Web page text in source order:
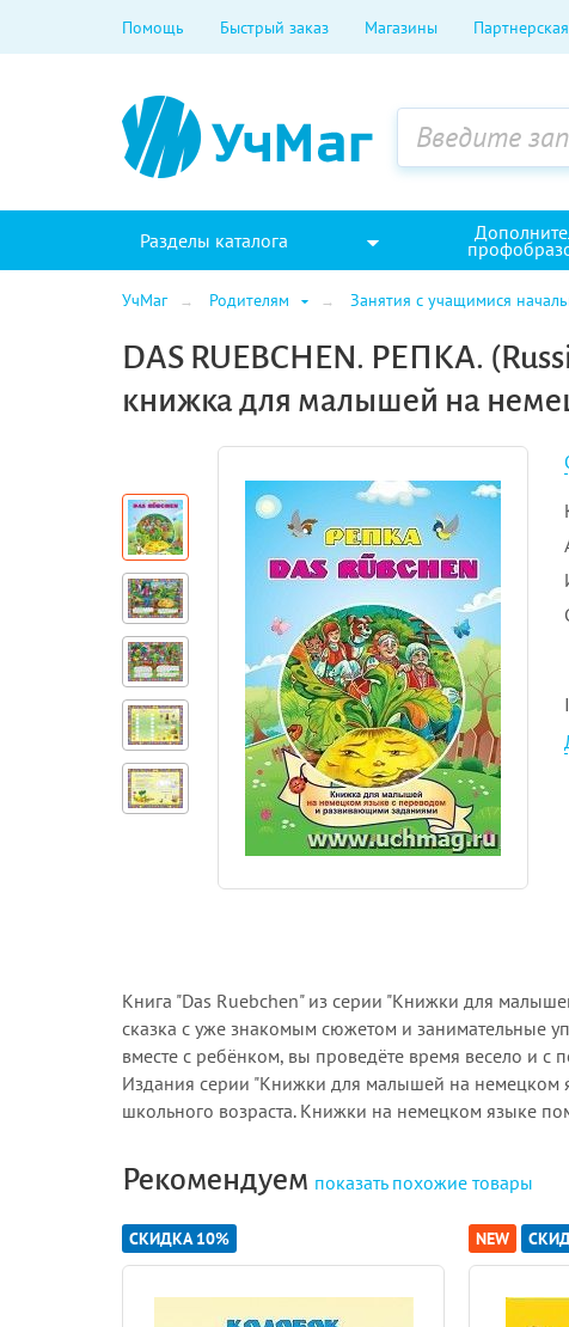
Помощь Быстрый заказ Магазины
Разделы каталога
УчМаг Родителям Занятия с учащимися
DAS RUEBCHEN. РЕПКА.
книжка для малышей на
Книга "Das Ruebchen" из серии "Книжки для
сказка с уже знакомым сюжетом и занимательные
вместе с ребёнком, вы проведёте время весело и с
Издания серии "Книжки для малышей на немецком
школьного возраста. Книжки на немецком языке
Рекомендуем показатьпохожие товары
СКИДКА 10% NEW